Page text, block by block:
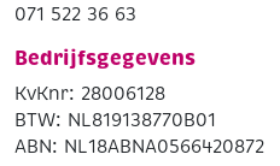
071 522 36 63
Bedrijfsgegevens
KvKnr: 28006128
BTW: NL819138770B01
ABN: NL18ABNA0566420872